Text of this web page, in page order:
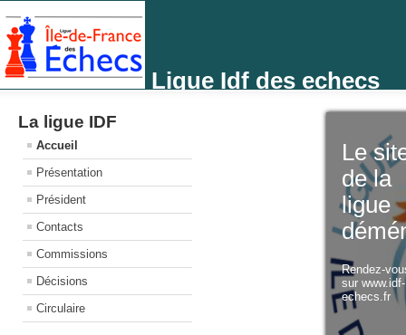
Ligue Idf des echecs
La ligue IDF
Accueil
Présentation
Président
Contacts
Commissions
Décisions
Circulaire
Le
de la
ligue
Rendez-
sur
echecs.fr